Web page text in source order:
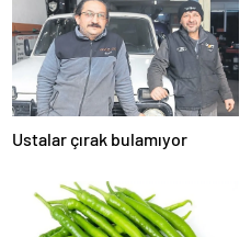
Ustalar çırak bulamıyor